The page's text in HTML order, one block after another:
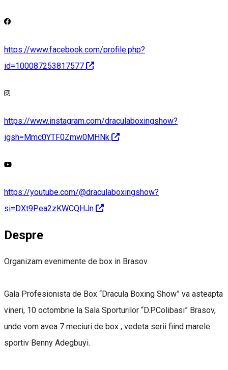
https://www.facebook.com/profile.php?
id=100087253817577
https://www.instagram.com/draculaboxingshow?
igsh=Mmc0YTF0Zmw0MHNk
https://youtube.com/@draculaboxingshow?
si=DXt9Pea2zKWCQHJn
Despre
Organizam evenimente de box in Brasov.
Gala Profesionista de Box “Dracula Boxing Show” va asteapta
vineri, 10 octombrie la Sala Sporturilor “D.P.Colibasi” Brasov,
unde vom avea 7 meciuri de box , vedeta serii fiind marele
sportiv Benny Adegbuyi.